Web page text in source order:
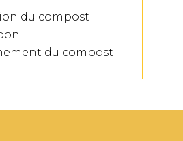
du compost
du compost